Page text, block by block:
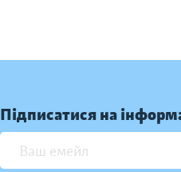
Підписатися на